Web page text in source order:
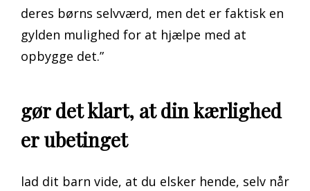
deres børns selvværd, men det er faktisk en
gylden mulighed for at hjælpe med at
opbygge det.”
gør det klart, at din kærlighed
er ubetinget
lad dit barn vide, at du elsker hende, selv når